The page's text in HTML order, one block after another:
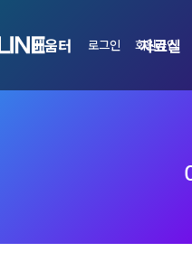
로그인 회원가입
배움터 자료실